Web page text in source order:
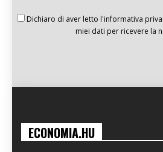
Dichiaro di aver letto l'informativa
miei dati per ricevere la
ECONOMIA.HU